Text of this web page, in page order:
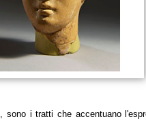
i tratti che accentuano